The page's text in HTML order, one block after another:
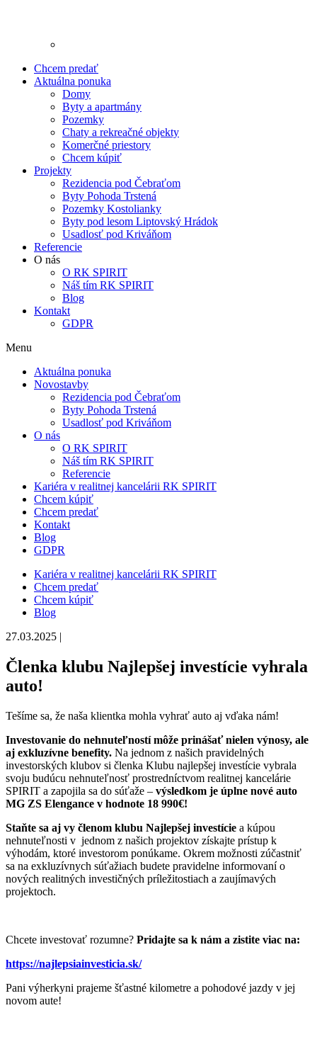
Chcem predať
Aktuálna ponuka
Domy
Byty a apartmány
Pozemky
Chaty a rekreačné objekty
Komerčné priestory
Chcem kúpiť
Projekty
Rezidencia pod Čebraťom
Byty Pohoda Trstená
Pozemky Kostolianky
Byty pod lesom Liptovský Hrádok
Usadlosť pod Kriváňom
Referencie
O nás
O RK SPIRIT
Náš tím RK SPIRIT
Blog
Kontakt
GDPR
Menu
Aktuálna ponuka
Novostavby
Rezidencia pod Čebraťom
Byty Pohoda Trstená
Usadlosť pod Kriváňom
O nás
O RK SPIRIT
Náš tím RK SPIRIT
Referencie
Kariéra v realitnej kancelárii RK SPIRIT
Chcem kúpiť
Chcem predať
Kontakt
Blog
GDPR
Kariéra v realitnej kancelárii RK SPIRIT
Chcem predať
Chcem kúpiť
Blog
27.03.2025 |
Členka klubu Najlepšej investície vyhrala
auto!
Tešíme sa, že naša klientka mohla vyhrať auto aj vďaka nám!
Investovanie do nehnuteľností môže prinášať nielen výnosy, ale
aj exkluzívne benefity. Na jednom z našich pravidelných
investorských klubov si členka Klubu najlepšej investície vybrala
svoju budúcu nehnuteľnosť prostredníctvom realitnej kancelárie
SPIRIT a zapojila sa do súťaže – výsledkom je úplne nové auto
MG ZS Elengance v hodnote 18 990€!
Staňte sa aj vy členom klubu Najlepšej investície a kúpou
nehnuteľnosti v jednom z našich projektov získajte prístup k
výhodám, ktoré investorom ponúkame. Okrem možnosti zúčastniť
sa na exkluzívnych súťažiach budete pravidelne informovaní o
nových realitných investičných príležitostiach a zaujímavých
projektoch.
Chcete investovať rozumne? Pridajte sa k nám a zistite viac na:
https://najlepsiainvesticia.sk/
Pani výherkyni prajeme šťastné kilometre a pohodové jazdy v jej
novom aute!